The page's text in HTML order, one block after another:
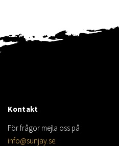
Kontakt
För frågor mejla oss på
info@sunjay.se.